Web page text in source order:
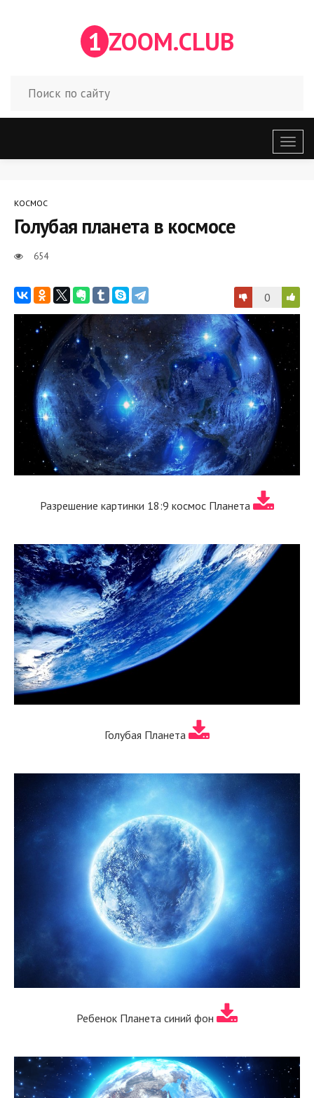
1 ZOOM.CLUB
меню
КОСМОС
Голубая планета в космосе
654
0
Разрешение картинки 18:9 космос Планета
Голубая Планета
Ребенок Планета синий фон